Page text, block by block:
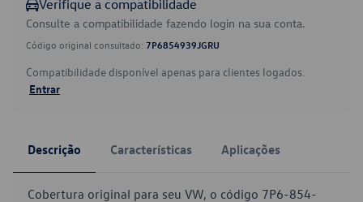
Verifique a compatibilidade
Consulte a compatibilidade fazendo login na sua conta.
Código original consultado: 7P6854939JGRU
Compatibilidade disponível apenas para clientes logados.
Entrar
Descrição Características Aplicações
Cobertura original para seu VW, o código 7P6-854-